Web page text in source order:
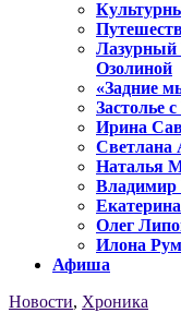
Лазурный
Озолиной
«Задние
Застолье
Ирина
Светлана
Наталья
Владимир
Олег
Илона
Афиша
Новости, Хроника